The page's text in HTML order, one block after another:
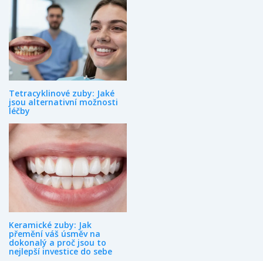
Tetracyklinové zuby: Jaké
jsou alternativní možnosti
léčby
Keramické zuby: Jak
přemění váš úsměv na
dokonalý a proč jsou to
nejlepší investice do sebe